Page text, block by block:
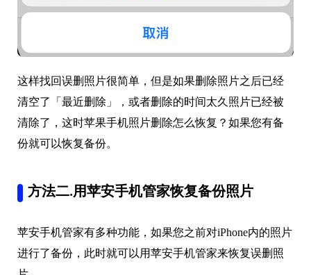
这样找回误删照片很简单，但是如果删除照片之后已经
清空了「最近删除」，或者删除的时间太久照片已经被
清除了，这时苹果手机照片删除怎么恢复？如果您有备
份就可以恢复备份。
方法二.用苹安手机管家恢复备份照片
苹安手机管家有多种功能，如果您之前对iPhone内的照片
进行了备份，此时就可以用苹安手机管家来恢复误删照